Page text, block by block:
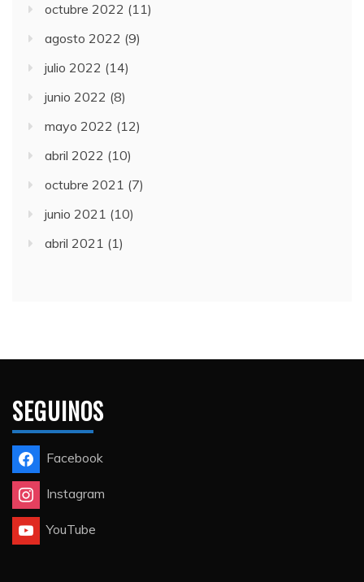
octubre 2022 (11)
agosto 2022 (9)
julio 2022 (14)
junio 2022 (8)
mayo 2022 (12)
abril 2022 (10)
octubre 2021 (7)
junio 2021 (10)
abril 2021 (1)
SEGUINOS
Facebook
Instagram
YouTube